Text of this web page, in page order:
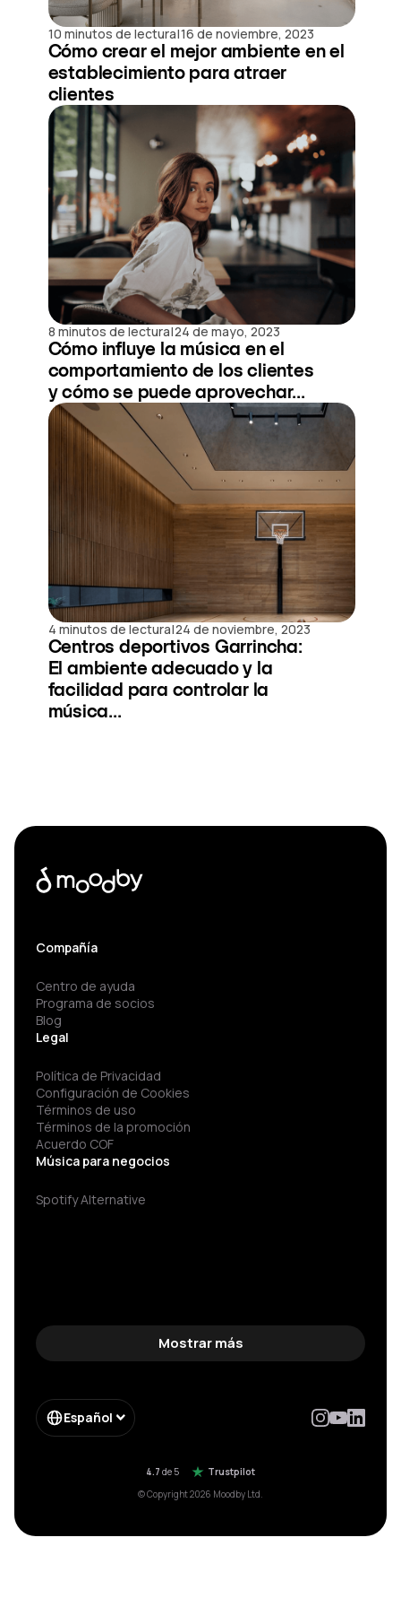
10 minutos de lectura|16 de noviembre, 2023
Cómo crear el mejor ambiente en el
establecimiento para atraer
clientes
8 minutos de lectura|24 de mayo, 2023
Cómo influye la música en el
comportamiento de los clientes
y cómo se puede aprovechar...
4 minutos de lectura|24 de noviembre, 2023
Centros deportivos Garrincha:
El ambiente adecuado y la
facilidad para controlar la
música...
Compañía
Centro de ayuda
Programa de socios
Blog
Legal
Política de Privacidad
Configuración de Cookies
Términos de uso
Términos de la promoción
Acuerdo COF
Música para negocios
Spotify Alternative
Mostrar más
Español
4.7 de 5
Trustpilot
© Copyright 2026 Moodby Ltd.